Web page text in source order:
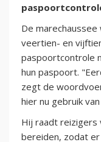
De
veertien- en
paspoortcontrole
hun paspoort.
zegt de
hier nu gebruik
Hij raadt reizigers
bereiden, zodat